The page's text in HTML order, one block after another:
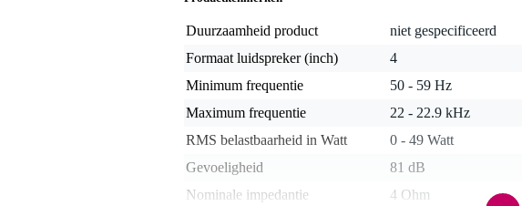
Duurzaamheid product
niet gespecificeerd
Formaat luidspreker (inch)
4
Minimum frequentie
50 - 59 Hz
Maximum frequentie
22 - 22.9 kHz
RMS belastbaarheid in Watt
0 - 49 Watt
Gevoeligheid
81 dB
Nominale impedantie
4 Ohm